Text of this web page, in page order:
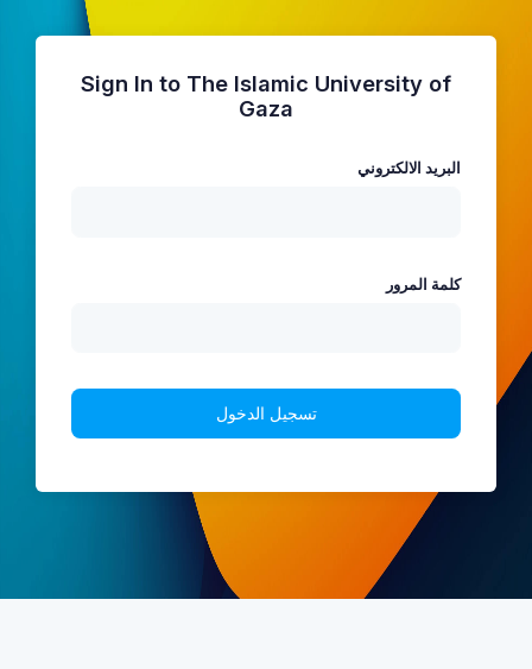
Sign In to The Islamic University of
Gaza
البريد الالكتروني
كلمة المرور
تسجيل الدخول